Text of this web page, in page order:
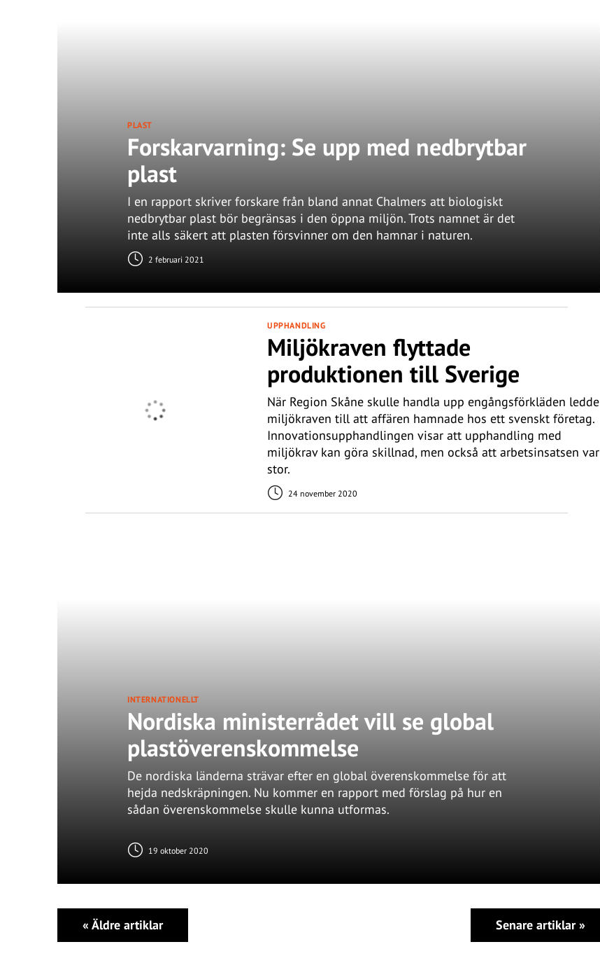
PLAST
Forskarvarning: Se upp med nedbrytbar
plast
I en rapport skriver forskare från bland annat Chalmers att biologiskt
nedbrytbar plast bör begränsas i den öppna miljön. Trots namnet är det
inte alls säkert att plasten försvinner om den hamnar i naturen.
2 februari 2021
UPPHANDLING
Miljökraven flyttade
produktionen till Sverige
När Region Skåne skulle handla upp engångsförkläden ledde
miljökraven till att affären hamnade hos ett svenskt företag.
Innovationsupphandlingen visar att upphandling med
miljökrav kan göra skillnad, men också att arbetsinsatsen var
stor.
24 november 2020
INTERNATIONELLT
Nordiska ministerrådet vill se global
plastöverenskommelse
De nordiska länderna strävar efter en global överenskommelse för att
hejda nedskräpningen. Nu kommer en rapport med förslag på hur en
sådan överenskommelse skulle kunna utformas.
19 oktober 2020
« Äldre artiklar Senare artiklar»